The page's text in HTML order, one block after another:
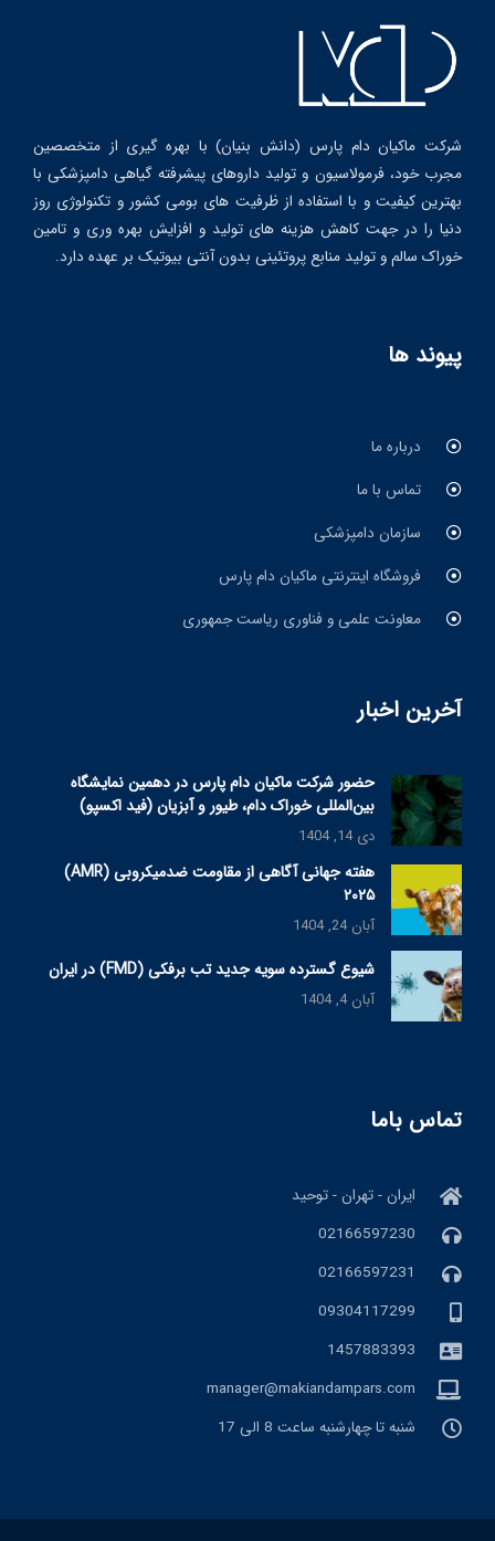
شرکت ماکیان دام پارس (دانش بنیان) با بهره گیری از متخصصین
مجرب خود، فرمولاسیون و تولید داروهای پیشرفته گیاهی دامپزشکی با
بهترین کیفیت و با استفاده از ظرفیت های بومی کشور و تکنولوژی روز
دنیا را در جهت کاهش هزینه های تولید و افزایش بهره وری و تامین
خوراک سالم و تولید منابع پروتئینی بدون آنتی بیوتیک بر عهده دارد.
پیوند ها
درباره ما
تماس با ما
سازمان دامپزشکی
فروشگاه اینترنتی ماکیان دام پارس
معاونت علمی و فناوری ریاست جمهوری
آخرین اخبار
حضور شرکت ماکیان دام پارس در دهمین نمایشگاه
بین‌المللی خوراک دام، طیور و آبزیان (فید اکسپو)
دی 14, 1404
هفته جهانی آگاهی از مقاومت ضدمیکروبی (AMR)
۲۰۲۵
آبان 24, 1404
شیوع گسترده سویه جدید تب برفکی (FMD) در ایران
آبان 4, 1404
تماس باما
ایران - تهران - توحید
02166597230
02166597231
09304117299
1457883393
manager@makiandampars.com
شنبه تا چهارشنبه ساعت 8 الی 17